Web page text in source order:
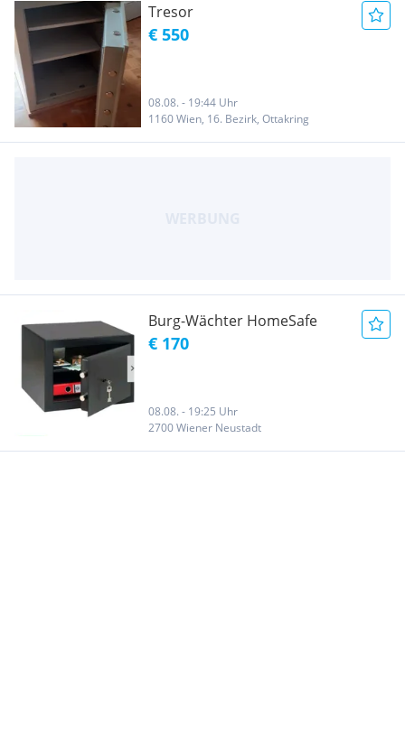
Tresor
€ 550
08.08. - 19:44 Uhr
1160 Wien, 16. Bezirk, Ottakring
Burg-Wächter HomeSafe
€ 170
08.08. - 19:25 Uhr
2700 Wiener Neustadt